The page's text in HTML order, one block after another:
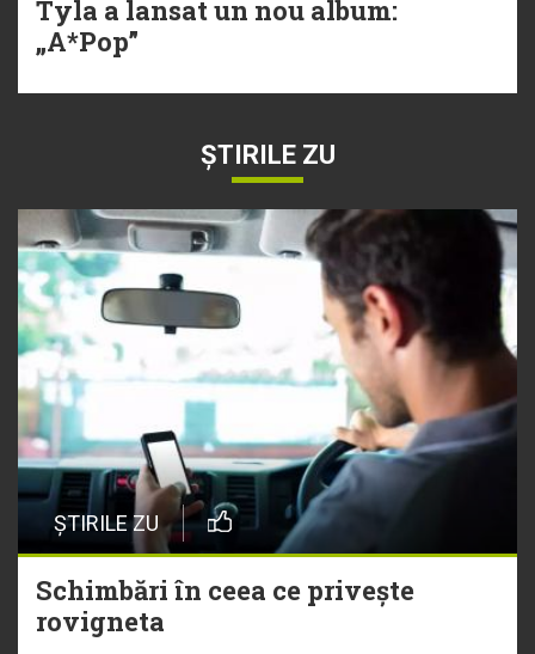
Tyla a lansat un nou album:
„A*Pop”
ȘTIRILE ZU
ȘTIRILE ZU
Schimbări în ceea ce privește
rovigneta